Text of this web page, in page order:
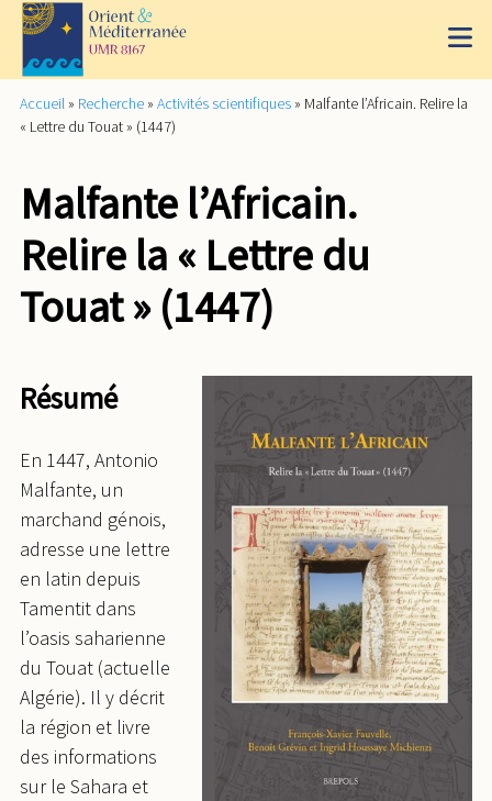
Accueil » Recherche » Activités scientifiques » Malfante l’Africain. Relire la
« Lettre du Touat » (1447)
Malfante l’Africain.
Relire la « Lettre du
Touat » (1447)
Résumé
En 1447, Antonio
Malfante, un
marchand génois,
adresse une lettre
en latin depuis
Tamentit dans
l’oasis saharienne
du Touat (actuelle
Algérie). Il y décrit
la région et livre
des informations
sur le Sahara et